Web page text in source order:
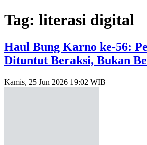
Tag: literasi digital
Haul Bung Karno ke-56:
Dituntut Beraksi, Bukan
Kamis, 25 Jun 2026 19:02 WIB